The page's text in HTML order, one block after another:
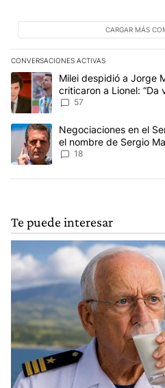
CARGAR MÁS
CONVERSACIONES ACTIVAS
Este listado muestra los artículos
Un artículo de tendencia con el
Milei despidió a Jorge
criticaron a Lionel: “Da
anti-Messi”
57
Un artículo de tendencia con el
Negociaciones en el
el nombre de Sergio
18